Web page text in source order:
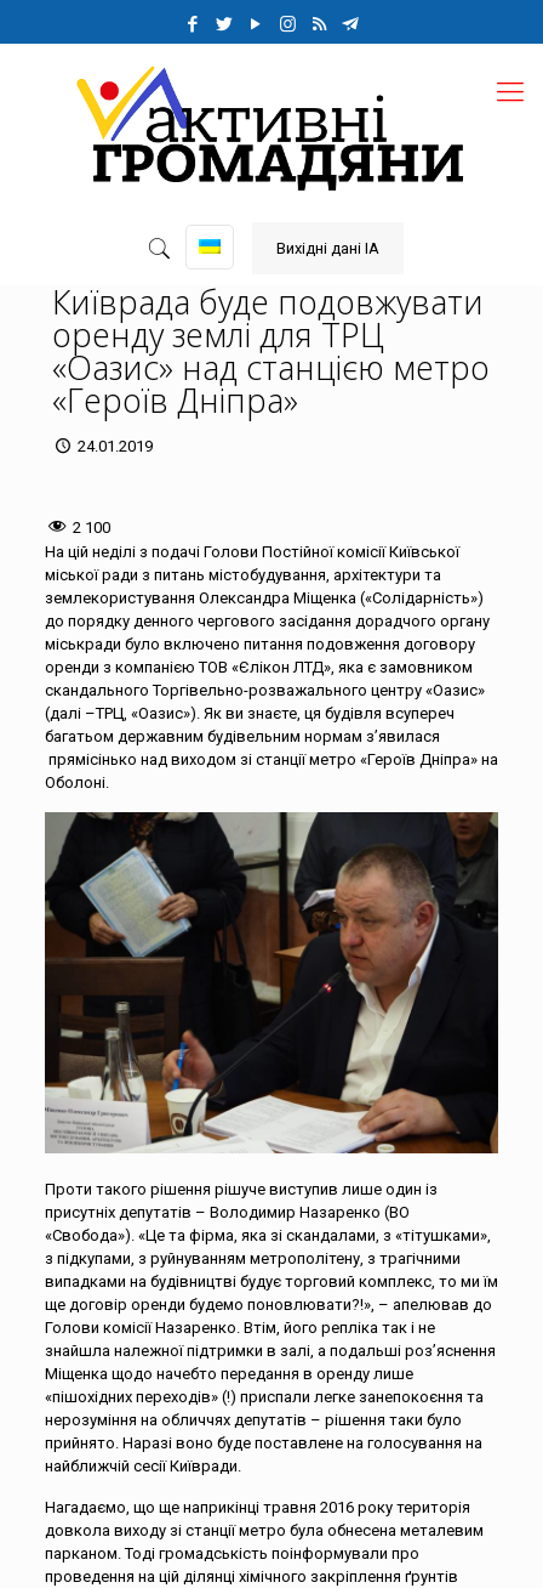
Вихідні дані ІА
Київрада буде подовжувати
оренду землі для ТРЦ
«Оазис» над станцією метро
«Героїв Дніпра»
24.01.2019
2 100
На цій неділі з подачі Голови Постійної комісії Київської
міської ради з питань містобудування, архітектури та
землекористування Олександра Міщенка («Солідарність»)
до порядку денного чергового засідання дорадчого органу
міськради було включено питання подовження договору
оренди з компанією ТОВ «Єлікон ЛТД», яка є замовником
скандального Торгівельно-розважального центру «Оазис»
(далі –ТРЦ, «Оазис»). Як ви знаєте, ця будівля всупереч
багатьом державним будівельним нормам з’явилася
прямісінько над виходом зі станції метро «Героїв Дніпра» на
Оболоні.
Проти такого рішення рішуче виступив лише один із
присутніх депутатів – Володимир Назаренко (ВО
«Свобода»). «Це та фірма, яка зі скандалами, з «тітушками»,
з підкупами, з руйнуванням метрополітену, з трагічними
випадками на будівництві будує торговий комплекс, то ми їм
ще договір оренди будемо поновлювати?!», – апелював до
Голови комісії Назаренко. Втім, його репліка так і не
знайшла належної підтримки в залі, а подальші роз’яснення
Міщенка щодо начебто передання в оренду лише
«пішохідних переходів» (!) приспали легке занепокоєння та
нерозуміння на обличчях депутатів – рішення таки було
прийнято. Наразі воно буде поставлене на голосування на
найближчій сесії Київради.
Нагадаємо, що ще наприкінці травня 2016 року територія
довкола виходу зі станції метро була обнесена металевим
парканом. Тоді громадськість поінформували про
проведення на цій ділянці хімічного закріплення ґрунтів